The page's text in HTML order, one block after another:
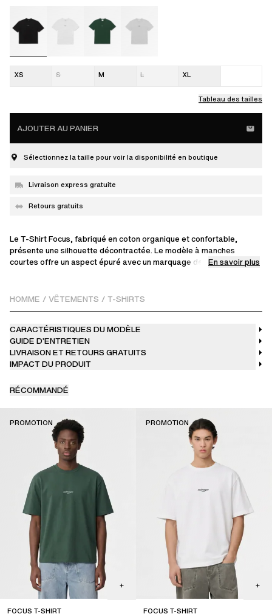
XS S M L XL
Tableau des tailles
AJOUTER AU PANIER
Sélectionnez la taille pour voir la disponibilité en boutique
Livraison express gratuite
Retours gratuits
Le T-Shirt Focus, fabriqué en coton organique et confortable,
présente une silhouette décontractée. Le modèle à manches
courtes offre un aspect épuré avec un marquage de la signature sur
décontracté.
En savoir plus
HOMME / VÊTEMENTS / T-SHIRTS
CARACTÉRISTIQUES DU MODÈLE
GUIDE D’ENTRETIEN
LIVRAISON ET RETOURS GRATUITS
IMPACT DU PRODUIT
RÉCOMMANDÉ
FOCUS T-SHIRT
PROMOTION
FOCUS T-SHIRT
PROMOTION